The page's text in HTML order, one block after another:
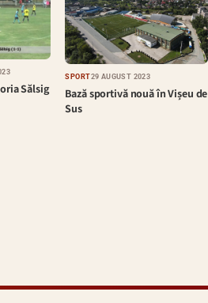
Sălsig
SPORT29 AUGUST 2023
Bază sportivă nouă în Vișeu de
Sus